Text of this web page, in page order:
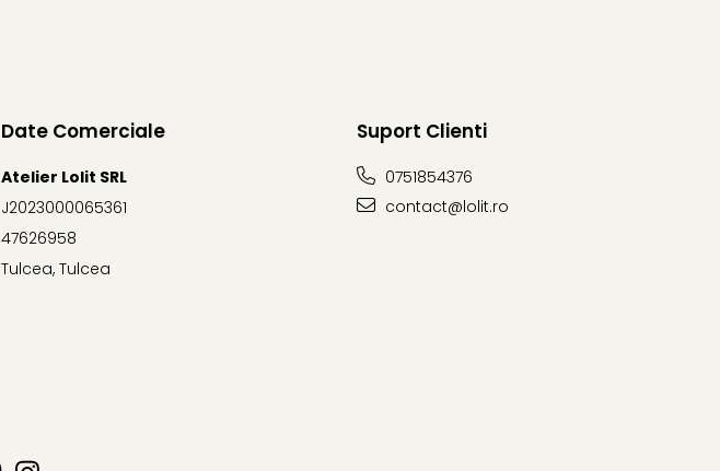
Date Comerciale
Atelier Lolit SRL
J2023000065361
47626958
Tulcea, Tulcea
Suport Clienti
0751854376
contact@lolit.ro